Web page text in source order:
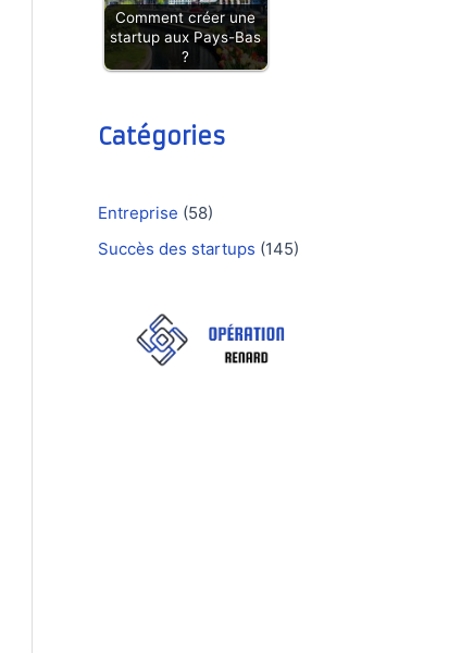
Comment créer une
startup aux Pays-Bas
?
Catégories
Entreprise (58)
Succès des startups (145)